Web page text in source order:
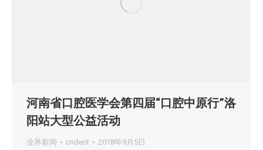
河南省口腔医学会第四届“口腔中原行”洛
阳站大型公益活动
业界新闻 cndent 2018年9月5日